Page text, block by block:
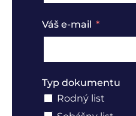
Váš e-mail
Typ dokumentu
Rodný list